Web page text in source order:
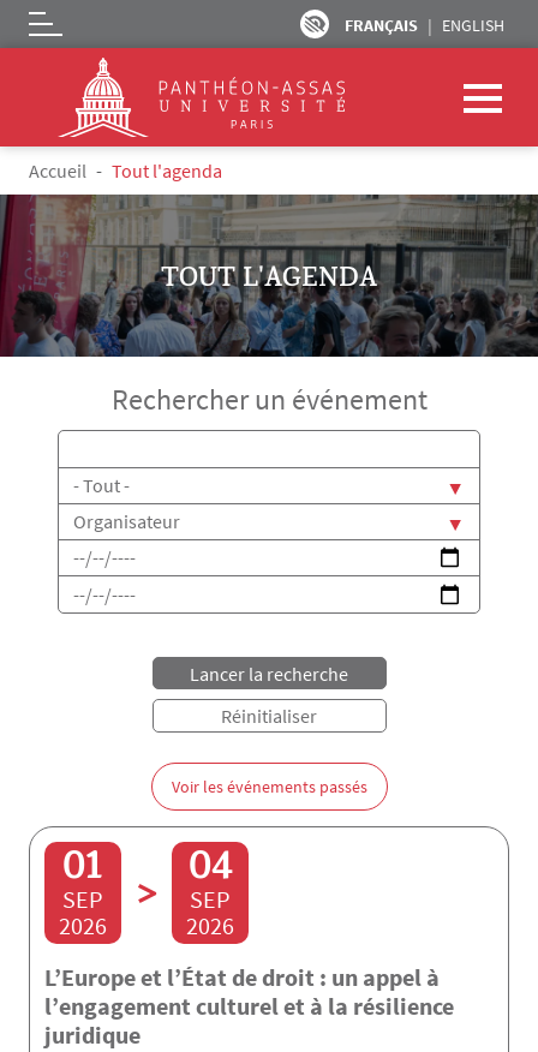
Aller au contenu principal
FRANÇAIS ENGLISH
Logo
Fil d'Ariane
Accueil Tout l'agenda
TOUT L'AGENDA
Rechercher un événement
Date de début
Date de fin
Voir les événements passés
01
SEP
2026
> 04
SEP
2026
L’Europe et l’État de droit : un appel à
l’engagement culturel et à la résilience
juridique